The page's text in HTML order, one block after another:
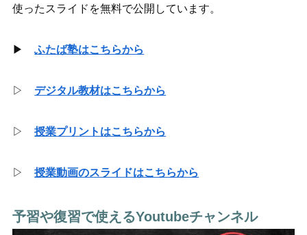
使ったスライドを無料で公開しています。
▶ふたば塾はこちらから
▷ デジタル教材はこちらから
▷授業プリントはこちらから
▷授業動画のスライドはこちらから
予習や復習で使えるYoutubeチャンネル